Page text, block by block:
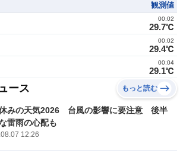
観測値
29.7℃
00:02
29.4℃
00:02
29.1℃
00:04
ース もっと読む
みの天気2026 台風の影響に要注意 後半
雷雨の心配も
12:26